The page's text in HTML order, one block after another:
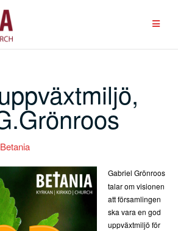
Betania
Gabriel Grönroos
talar om visionen
att församlingen
ska vara en god
uppväxtmiljö för